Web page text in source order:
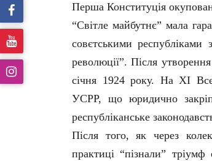
Перша Конституція
“Світле майбутнє” мала
совєтськими республіками
революції”. Після
січня 1924 року. На ХІ
УСРР, що юридично
республіканське
Після того, як через
практиці “пізнали”